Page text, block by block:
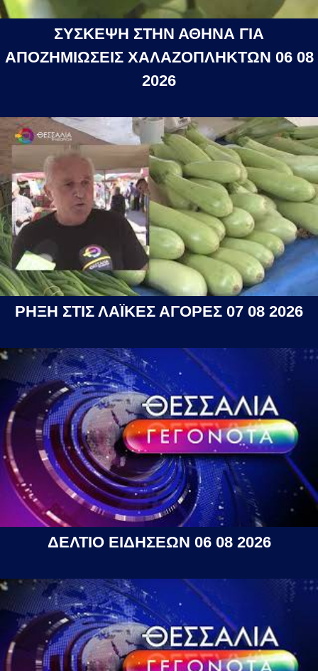
ΣΥΣΚΕΨΗ ΣΤΗΝ ΑΘΗΝΑ ΓΙΑ
ΑΠΟΖΗΜΙΩΣΕΙΣ ΧΑΛΑΖΟΠΛΗΚΤΩΝ 06 08
2026
ΡΗΞΗ ΣΤΙΣ ΛΑΪΚΕΣ ΑΓΟΡΕΣ 07 08 2026
ΔΕΛΤΙΟ ΕΙΔΗΣΕΩΝ 06 08 2026